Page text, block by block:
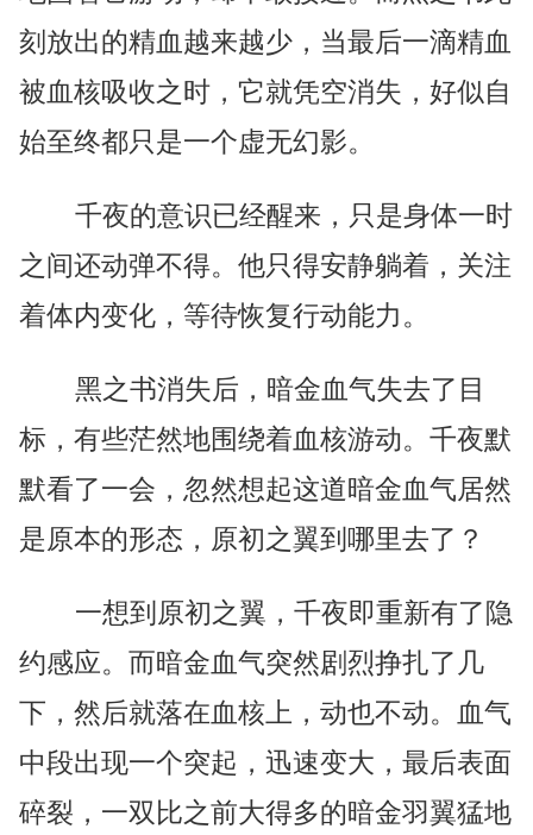
刻放出的精血越来越少，当最后一滴精血
被血核吸收之时，它就凭空消失，好似自
始至终都只是一个虚无幻影。
千夜的意识已经醒来，只是身体一时
之间还动弹不得。他只得安静躺着，关注
着体内变化，等待恢复行动能力。
黑之书消失后，暗金血气失去了目
标，有些茫然地围绕着血核游动。千夜默
默看了一会，忽然想起这道暗金血气居然
是原本的形态，原初之翼到哪里去了？
一想到原初之翼，千夜即重新有了隐
约感应。而暗金血气突然剧烈挣扎了几
下，然后就落在血核上，动也不动。血气
中段出现一个突起，迅速变大，最后表面
碎裂，一双比之前大得多的暗金羽翼猛地